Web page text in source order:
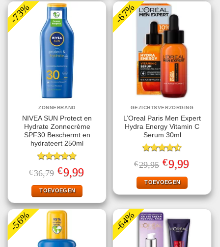
-73%
ZONNEBRAND
NIVEA SUN Protect en
Hydrate Zonnecrème
SPF30 Beschermt en
hydrateert 250ml
Gewaardeerd
4.78uit 5
€36,79 Oorspronkelijke
prijs
was:
€36,79.
€9,99Huidige
prijs
TOEVOEGEN
-67%
GEZICHTSVERZORGING
L’Oreal Paris Men Expert
Hydra Energy Vitamin C
Serum 30ml
Gewaardeerd
4.50uit 5
€29,95 Oorspronkelijke
prijs
was:
€29,95.
€9,99Huidige
prijs
TOEVOEGEN
-56% -64%